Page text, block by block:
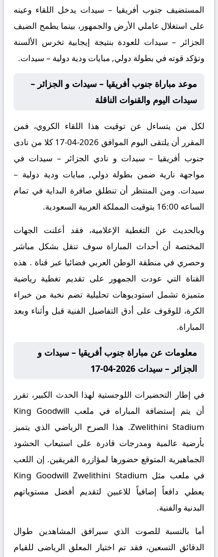
المستضيف جنوب أفريقيا – سيدات يدخل اللقاء وعينه
على استغلال عاملي الأرض والجمهور، بينما يطمح الضيف
الجزائر – سيدات للعودة بنتيجة إيجابية تخرس الألسنة
وتؤكد قوته في بطولة دولي, مبايات ودية دولية – سيدات.
موعد مباراة جنوب أفريقيا – سيدات و الجزائر –
سيدات اليوم والقنوات الناقلة
لكل من يتساءل عن توقيت هذا اللقاء الكروي، فمن
المقرر أن يلتقى اليوم الموافق 2026-04-17 كلا من نادى
جنوب أفريقيا – سيدات و نادي الجزائر – سيدات في
مواجهة نارية ضمن بطولة دولي, مبايات ودية دولية –
سيدات. ومن المنتظر أن تنطلق صافرة البداية في تمام
الساعه 16:00 بتوقيت المملكة العربية السعودية.
وبالحديث عن التغطية الإعلامية، فقد أعلنت الجهات
المختصة أن أحداث المباراة سوف تنقل بشكل مباشر
وحصري في منطقة الوطن العربي فضائيا عبر قناة . هذه
القناة التي عودت الجمهور على تقديم تغطية رياضية
متميزة تشمل استوديوهات تحليلية تضم نخبة من خبراء
الكرة، للوقوف على أدق التفاصيل الفنية قبل وأثناء وبعد
المباراة.
معلومات عن مباراة جنوب أفريقيا – سيدات و
الجزائر – سيدات 2026-04-17
في إطار التحضيرات اللوجستية لهذا الحدث الكبير، تقرر
أن يتم إستضافة المباراه في ملعب King Goodwill
Zwelithini Stadium. هذا الصرح الرياضي الذي يتميز
بأرضية عالمية ومدرجات قادرة على استيعاب الحشود
الجماهيرية المتوقع حضورها لمؤازرة الفريقين. إن اللعب
في ملعب مثل King Goodwill Zwelithini Stadium
يعطي دافعاً إضافياً للاعبين لتقديم أفضل مستوياتهم
البدنية والفنية.
أما بالنسبة للصوت الذي سيرافق المشاهدين طوال
الدقائق التسعين، فقد تم اختيار المعلق الرياضى للقيام